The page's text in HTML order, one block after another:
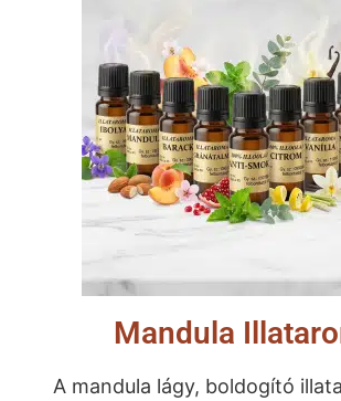
Mandula
A mandula lágy, boldogító